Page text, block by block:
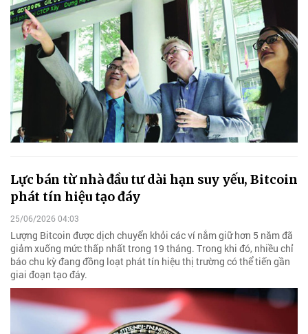
Lực bán từ nhà đầu tư dài hạn suy yếu, Bitcoin
phát tín hiệu tạo đáy
25/06/2026 04:03
Lượng Bitcoin được dịch chuyển khỏi các ví nắm giữ hơn 5 năm đã
giảm xuống mức thấp nhất trong 19 tháng. Trong khi đó, nhiều chỉ
báo chu kỳ đang đồng loạt phát tín hiệu thị trường có thể tiến gần
giai đoạn tạo đáy.